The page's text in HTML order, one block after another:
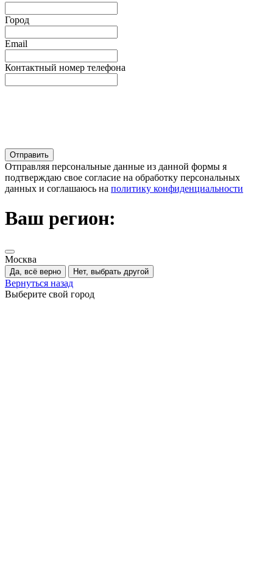
Город
Email
Контактный номер телефона
Отправляя персональные данные из данной формы я
подтверждаю свое согласие на обработку персональных
данных и соглашаюсь на политику конфиденциальности
Ваш регион:
Москва
Да, всё верно Нет, выбрать другой
Вернуться назад
Выберите свой город